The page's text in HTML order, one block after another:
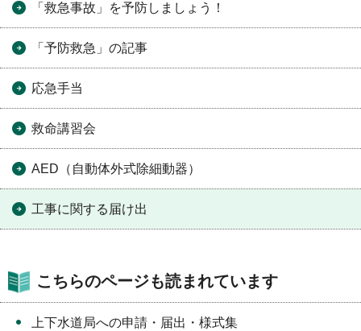
「救急事故」を予防しましょう！
「予防救急」の記事
応急手当
救命講習会
AED（自動体外式除細動器）
工事に関する届け出
こちらのページも読まれています
上下水道局への申請・届出・様式集